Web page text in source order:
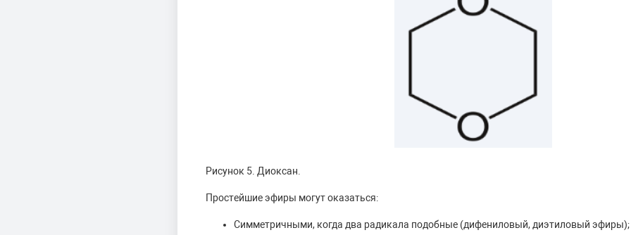
Рисунок 5. Диоксан.
Простейшие эфиры могут оказаться:
Симметричными, когда два радикала подобные (дифениловый, диэтиловый эфиры);